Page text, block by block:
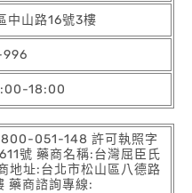
中山路16號3樓
18:00
051-148 許可執照字
號 藥商名稱:台灣屈臣氏
地址:台北市松山區八德路
藥商諮詢專線: